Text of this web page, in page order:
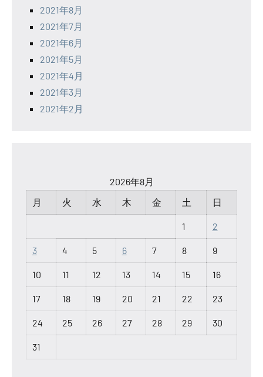
2021年8月
2021年7月
2021年6月
2021年5月
2021年4月
2021年3月
2021年2月
2026年8月
月
火 水 木 金 土 日
1 2
3 4 5 6 7 8 9
10 11 12 13 14 15 16
17 18 19 20 21 22 23
24 25 26 27 28 29 30
31